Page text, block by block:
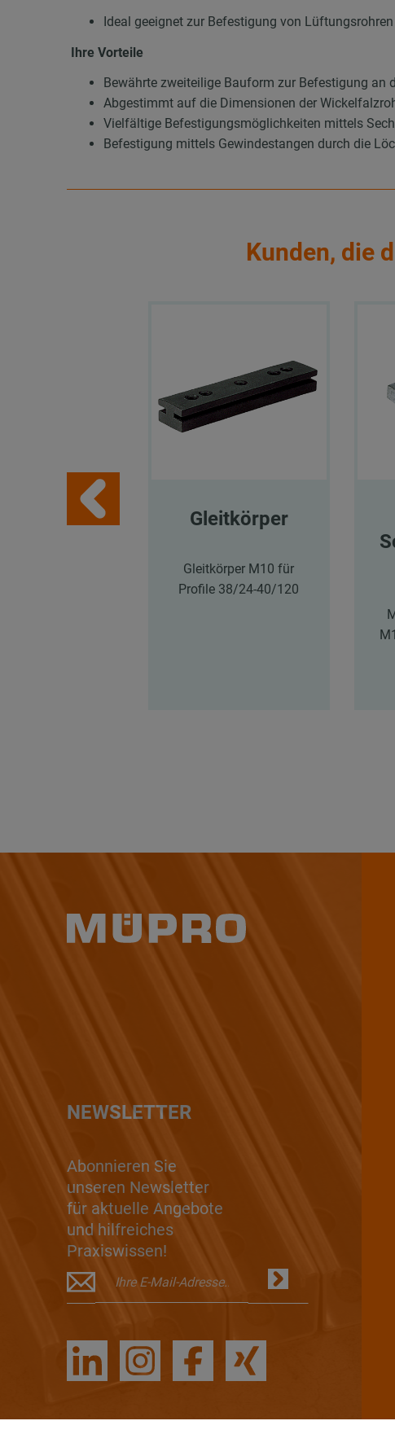
Ideal geeignet zur Befestigung von Lüftungsrohren
Ihre Vorteile
Bewährte zweiteilige Bauform zur Befestigung an
Abgestimmt auf die Dimensionen der
Vielfältige Befestigungsmöglichkeiten mittels
Befestigung mittels Gewindestangen durch die
Kunden, die
Gleitkörper
Gleitkörper M10 für
Profile 38/24-40/120
NEWSLETTER
Abonnieren Sie
unseren Newsletter
für aktuelle Angebote
und hilfreiches
Praxiswissen!